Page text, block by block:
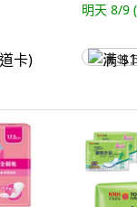
明天 8/9
满